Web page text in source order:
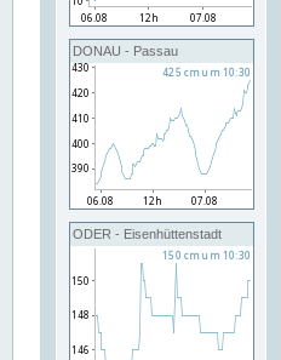
DONAU - Passau
ODER - Eisenhüttenstadt